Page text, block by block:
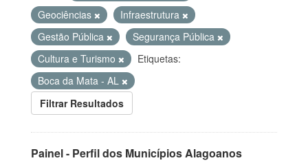
Geociências
Infraestrutura
Gestão Pública
Segurança Pública
Cultura e Turismo
Etiquetas:
Boca da Mata - AL
Filtrar Resultados
Painel - Perfil dos Municípios Alagoanos